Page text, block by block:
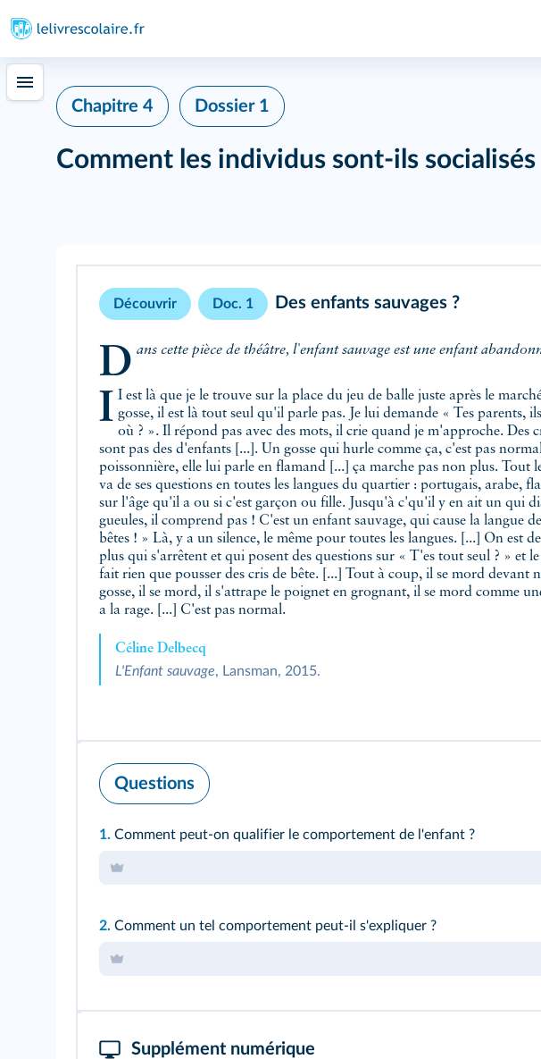
Chapitre 4 Dossier 1
Comment les individus sont-ils socialisés
Découvrir Doc. 1 Des enfants sauvages ?
Dans cette pièce de théâtre, l'enfant sauvage est une enfant
II est là que je le trouve sur la place du jeu de balle juste après le marché [...] le gosse, il est là tout seul qu'il parle pas. Je lui demande « Tes parents,
où ? ». Il répond pas avec des mots, il crie quand je m'approche. Des
sont pas des d'enfants [...]. Un gosse qui hurle comme ça, c'est pas
poissonnière, elle lui parle en flamand [...] ça marche pas non plus. Tout
va de ses questions en toutes les langues du quartier : portugais, arabe,
sur l'âge qu'il a ou si c'est garçon ou fille. Jusqu'à c'qu'il y en ait un qui
gueules, il comprend pas ! C'est un enfant sauvage, qui cause la langue
bêtes ! » Là, y a un silence, le même pour toutes les langues. [...] On est
plus qui s'arrêtent et qui posent des questions sur « T'es tout seul ? » et le
fait rien que pousser des cris de bête. [...] Tout à coup, il se mord devant
gosse, il se mord, il s'attrape le poignet en grognant, il se mord comme
a la rage. [...] C'est pas normal.
Céline Delbecq
L'Enfant sauvage, Lansman, 2015.
Questions
1. Comment peut-on qualifier le comportement de l'enfant ?
2. Comment un tel comportement peut-il s'expliquer ?
Supplément numérique